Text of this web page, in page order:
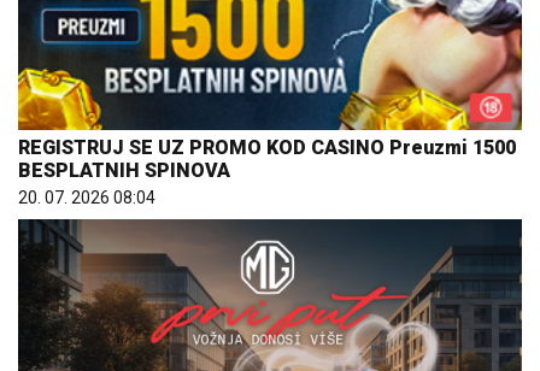
REGISTRUJ SE UZ PROMO KOD CASINO Preuzmi 1500
BESPLATNIH SPINOVA
20. 07. 2026 08:04